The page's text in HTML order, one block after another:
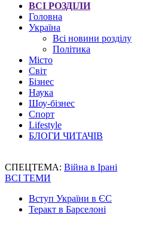
ВСІ РОЗДІЛИ
Головна
Україна
Всі новини розділу
Політика
Місто
Світ
Бізнес
Наука
Шоу-бізнес
Спорт
Lifestyle
БЛОГИ ЧИТАЧІВ
СПЕЦТЕМА: Війна в Ірані
ВСІ ТЕМИ
Вступ України в ЄС
Теракт в Барселоні